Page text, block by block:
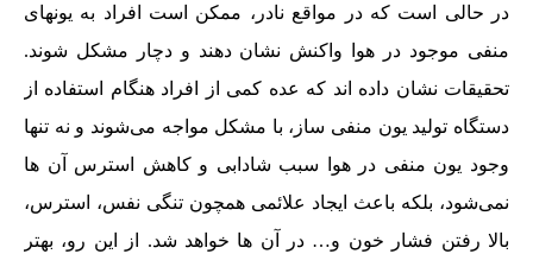
در حالی است که در مواقع نادر، ممکن است افراد به یونهای
منفی موجود در هوا واکنش نشان دهند و دچار مشکل شوند.
تحقیقات نشان داده اند که عده کمی از افراد هنگام استفاده از
دستگاه تولید یون منفی ساز، با مشکل مواجه می‌شوند و نه تنها
وجود یون منفی در هوا سبب شادابی و کاهش استرس آن ها
نمی‌شود، بلکه باعث ایجاد علائمی همچون تنگی نفس، استرس،
بالا رفتن فشار خون و… در آن ها خواهد شد. از این رو، بهتر